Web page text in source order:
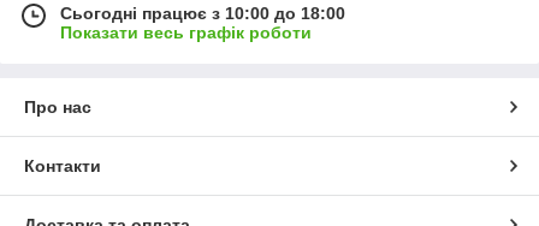
Сьогодні працює з 10:00 до 18:00
Показати весь графік роботи
Про нас
Контакти